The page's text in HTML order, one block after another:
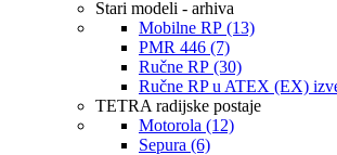
Stari modeli - arhiva
Mobilne RP (13)
PMR 446 (7)
Ručne RP (30)
Ručne RP u ATEX (EX)
TETRA radijske postaje
Motorola (12)
Sepura (6)